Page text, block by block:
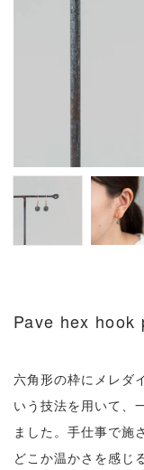
Pave hex hook
六角形の枠にメレダ
いう技法を用いて、
ました。手仕事で施
どこか温かさを感じ